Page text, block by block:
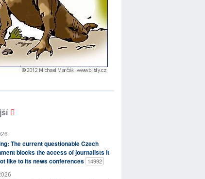
The current questionable Czech
blocks the access of journalists it
like to its news conferences 14992